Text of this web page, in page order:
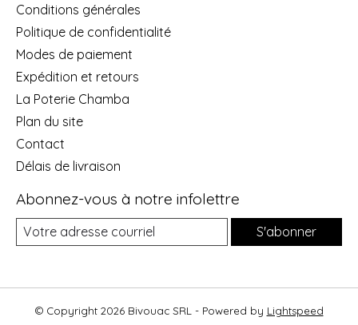
Conditions générales
Politique de confidentialité
Modes de paiement
Expédition et retours
La Poterie Chamba
Plan du site
Contact
Délais de livraison
Abonnez-vous à notre infolettre
S'abonner
© Copyright 2026 Bivouac SRL - Powered by Lightspeed